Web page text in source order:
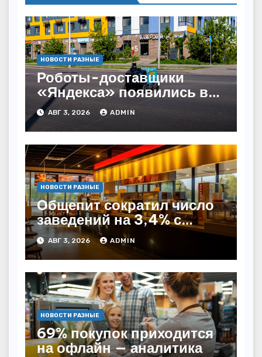
НОВОСТИ РАЗНЫЕ
Роботы-доставщики
«Яндекса» появились в
Казахстане
АВГ 3, 2026 ADMIN
НОВОСТИ РАЗНЫЕ
Общепит сократил число
заведений на 3,4% с
начала года — INFOLine
АВГ 3, 2026 ADMIN
НОВОСТИ РАЗНЫЕ
69% покупок приходится
на офлайн — аналитика